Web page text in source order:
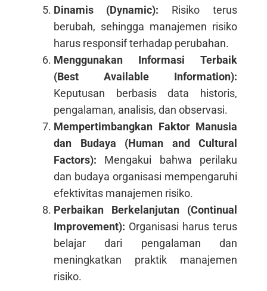
Dinamis (Dynamic):
berubah, sehingga manajemen risiko
harus responsif terhadap perubahan.
Menggunakan Informasi Terbaik
(Best Available Information):
Keputusan berbasis data historis,
pengalaman, analisis, dan observasi.
Mempertimbangkan Faktor Manusia
dan Budaya (Human and Cultural
Factors):
dan budaya organisasi mempengaruhi
efektivitas manajemen risiko.
Perbaikan Berkelanjutan (Continual
Improvement):
belajar dari pengalaman dan
meningkatkan praktik manajemen
risiko.